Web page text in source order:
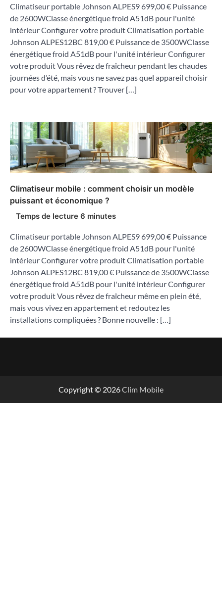
Climatiseur portable Johnson ALPES9 699,00 € Puissance
de 2600WClasse énergétique froid A51dB pour l'unité
intérieur Configurer votre produit Climatisation portable
Johnson ALPES12BC 819,00 € Puissance de 3500WClasse
énergétique froid A51dB pour l'unité intérieur Configurer
votre produit Vous rêvez de fraîcheur pendant les chaudes
journées d’été, mais vous ne savez pas quel appareil choisir
pour votre appartement ? Trouver […]
Climatiseur mobile : comment choisir un modèle
puissant et économique ?
Climatiseur portable Johnson ALPES9 699,00 € Puissance
de 2600WClasse énergétique froid A51dB pour l'unité
intérieur Configurer votre produit Climatisation portable
Johnson ALPES12BC 819,00 € Puissance de 3500WClasse
énergétique froid A51dB pour l'unité intérieur Configurer
votre produit Vous rêvez de fraîcheur même en plein été,
mais vous vivez en appartement et redoutez les
installations compliquées ? Bonne nouvelle : […]
Copyright © 2026Clim Mobile